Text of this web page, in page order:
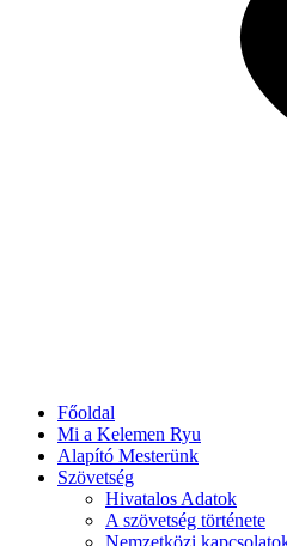
Főoldal
Mi a Kelemen Ryu
Alapító Mesterünk
Szövetség
Hivatalos Adatok
A szövetség története
Nemzetközi